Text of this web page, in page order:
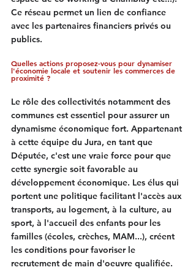
Ce réseau permet un lien de confiance
avec les partenaires financiers privés ou
publics.
Quelles actions proposez-vous pour dynamiser
l'économie locale et soutenir les commerces de
proximité ?
Le rôle des collectivités notamment des
communes est essentiel pour assurer un
dynamisme économique fort. Appartenant
à cette équipe du Jura, en tant que
Députée, c'est une vraie force pour que
cette synergie soit favorable au
développement économique. Les élus qui
portent une politique facilitant l'accès aux
transports, au logement, à la culture, au
sport, à l'accueil des enfants pour les
familles (écoles, crèches, MAM...), créent
les conditions pour favoriser le
recrutement de main d'oeuvre qualifiée.